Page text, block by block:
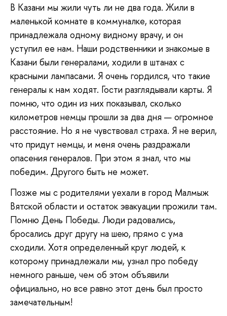
В Казани мы жили чуть ли не два года. Жили в
маленькой комнате в коммуналке, которая
принадлежала одному видному врачу, и он
уступил ее нам. Наши родственники и знакомые в
Казани были генералами, ходили в штанах с
красными лампасами. Я очень гордился, что такие
генералы к нам ходят. Гости разглядывали карты. Я
помню, что один из них показывал, сколько
километров немцы прошли за два дня — огромное
расстояние. Но я не чувствовал страха. Я не верил,
что придут немцы, и меня очень раздражали
опасения генералов. При этом я знал, что мы
победим. Другого быть не может.
Позже мы с родителями уехали в город Малмыж
Вятской области и остаток эвакуации прожили там.
Помню День Победы. Люди радовались,
бросались друг другу на шею, прямо с ума
сходили. Хотя определенный круг людей, к
которому принадлежали мы, узнал про победу
немного раньше, чем об этом объявили
официально, но все равно этот день был просто
замечательным!